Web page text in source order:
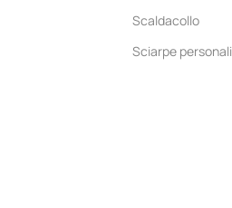
Scaldacollo
Sciarpe